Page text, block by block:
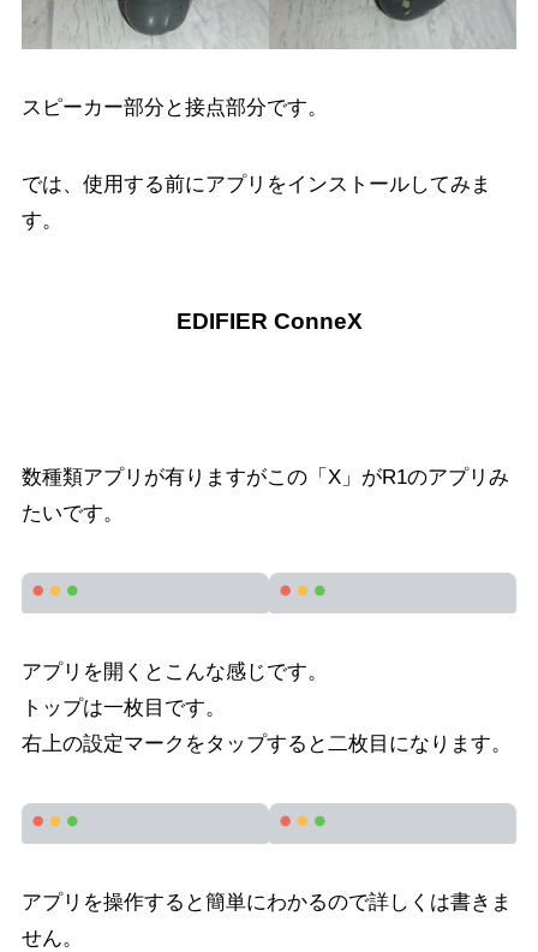
スピーカー部分と接点部分です。
では、使用する前にアプリをインストールしてみま
す。
EDIFIER ConneX
数種類アプリが有りますがこの「X」がR1のアプリみ
たいです。
アプリを開くとこんな感じです。
トップは一枚目です。
右上の設定マークをタップすると二枚目になります。
アプリを操作すると簡単にわかるので詳しくは書きま
せん。